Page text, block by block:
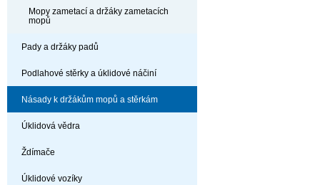
Mopy zametací a držáky zametacích
mopů
Pady a držáky padů
Podlahové stěrky a úklidové náčiní
Násady k držákům mopů a stěrkám
Úklidová vědra
Ždímače
Úklidové vozíky